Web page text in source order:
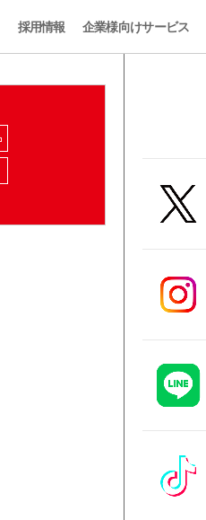
採用情報 企業様向けサービス